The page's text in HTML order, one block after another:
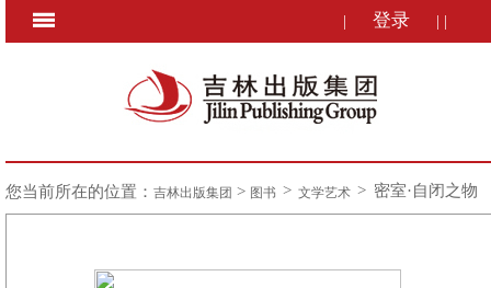
登录
您当前所在的位置： 吉林出版集团 > 图书 > 文学艺术 > 密室·自闭之物